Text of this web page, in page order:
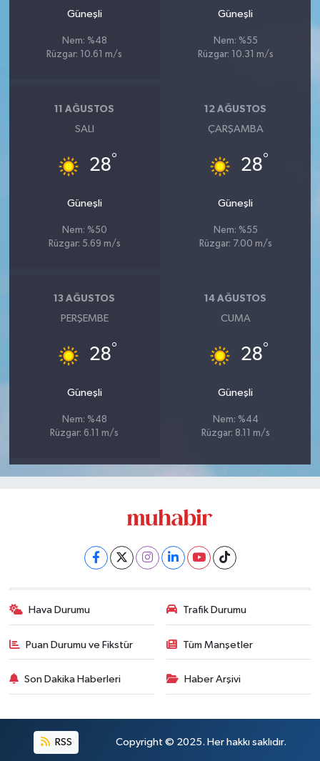
Güneşli
Nem: %48
Rüzgar: 10.61 m/s
Güneşli
Nem: %55
Rüzgar: 10.31 m/s
11 AĞUSTOS
SALI
28°
Güneşli
Nem: %50
Rüzgar: 5.69 m/s
12 AĞUSTOS
ÇARŞAMBA
28°
Güneşli
Nem: %55
Rüzgar: 7.00 m/s
13 AĞUSTOS
PERŞEMBE
28°
Güneşli
Nem: %48
Rüzgar: 6.11 m/s
14 AĞUSTOS
CUMA
28°
Güneşli
Nem: %44
Rüzgar: 8.11 m/s
Hava Durumu Trafik Durumu
Puan Durumu ve Fikstür Tüm Manşetler
Son Dakika Haberleri Haber Arşivi
RSS Copyright © 2025. Her hakkı saklıdır.